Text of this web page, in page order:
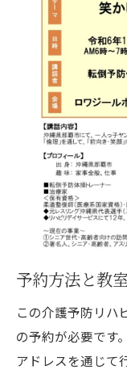
自然と
実績か
ック
過去の
沖縄発❗️楽
顔と健康を
教室が
健康維持
参加者の
教室を
笑顔を
教室で
沖縄発❗️楽
予約方法と教
この介護予防リハ
の予約が必要です
アドレスを通じて